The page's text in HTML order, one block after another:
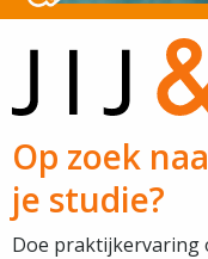
Op zoek
je studie?
Doe praktijkervaring